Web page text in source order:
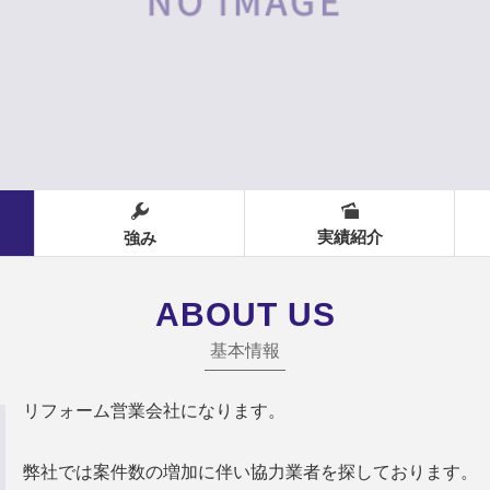
強み 実績紹介
ABOUT US
基本情報
リフォーム営業会社になります。
弊社では案件数の増加に伴い協力業者を探しております。